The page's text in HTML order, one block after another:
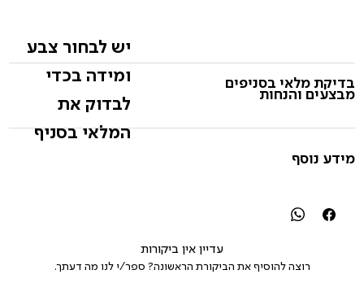
יש לבחור צבע
ומידה בכדי
לבדוק את
המלאי בסניף
בדיקת מלאי בסניפים
מבצעים והנחות
מידע נוסף
עדיין אין ביקורות
רוצה להוסיף את הביקורת הראשונה? ספר/י לנו מה דעתך.